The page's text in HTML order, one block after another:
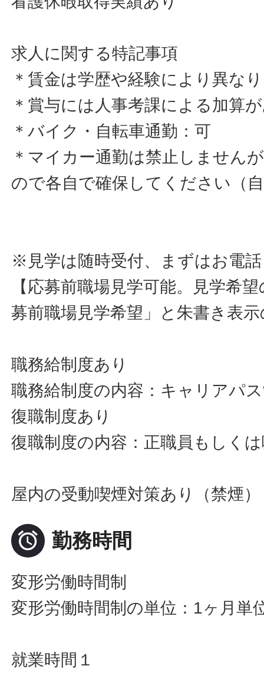
求人に関する特記事項
＊賃金は学歴や経験により異な
＊賞与には人事考課による加算
＊バイク・自転車通勤：可
＊マイカー通勤は禁止しません
ので各自で確保してください（
※見学は随時受付、まずはお電
【応募前職場見学可能。見学希
募前職場見学希望」と朱書き表
職務給制度あり
職務給制度の内容：キャリアパ
復職制度あり
復職制度の内容：正職員もしく
屋内の受動喫煙対策あり（禁煙）
 勤務時間
変形労働時間制
変形労働時間制の単位：1ヶ月単
就業時間１